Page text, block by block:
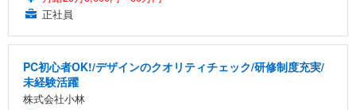
正社員
PC初心者OK!/デザインのクオリティチェック/研修制度充実/
未経験活躍
株式会社小林